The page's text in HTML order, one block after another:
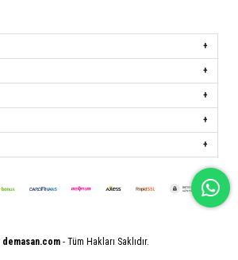
demasan.com - Tüm Hakları Saklıdır.